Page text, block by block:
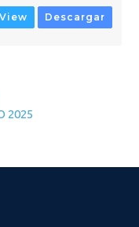
View Descargar
2025